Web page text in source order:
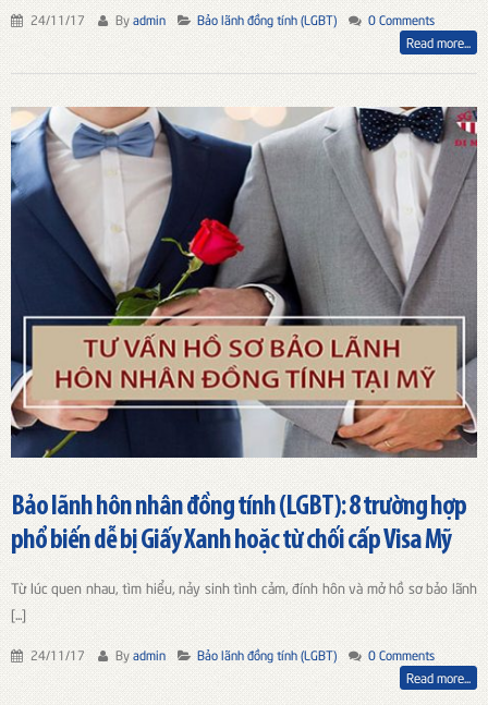
24/11/17 Byadmin Bảo lãnh đồng tính (LGBT) 0 Comments
Read more...
Bảo lãnh hôn nhân đồng tính (LGBT): 8 trường hợp
phổ biến dễ bị Giấy Xanh hoặc từ chối cấp Visa Mỹ
Từ lúc quen nhau, tìm hiểu, nảy sinh tình cảm, đính hôn và mở hồ sơ bảo lãnh
[...]
24/11/17 Byadmin Bảo lãnh đồng tính (LGBT) 0 Comments
Read more...